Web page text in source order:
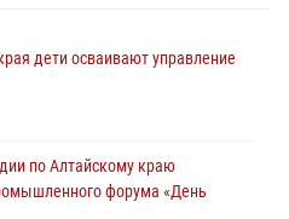
дети осваивают управление
по Алтайскому краю
форума «День